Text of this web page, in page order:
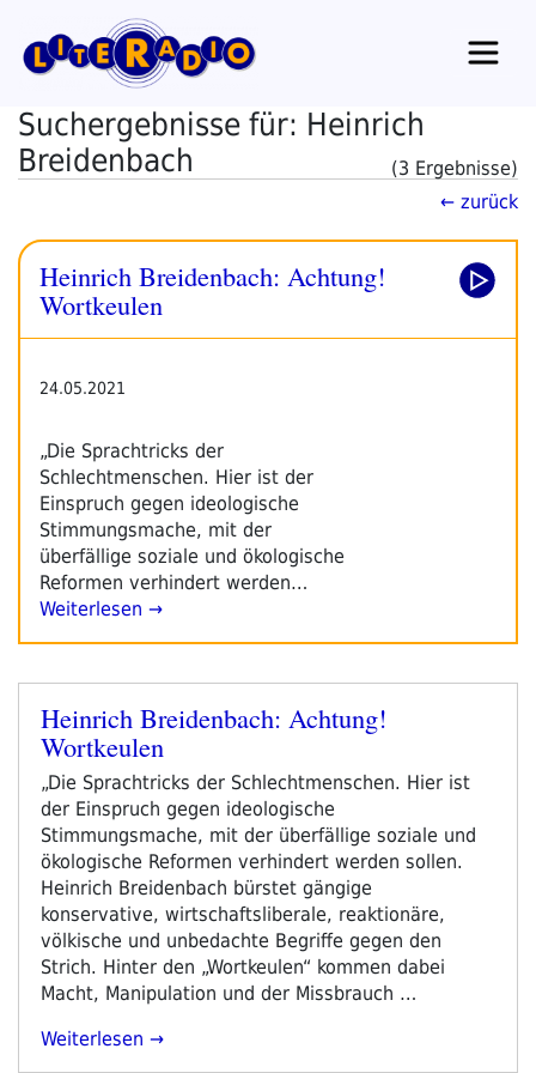
Inhalt
springen
Suchergebnisse für: Heinrich
Breidenbach
(3 Ergebnisse)
← zurück
Heinrich Breidenbach: Achtung!
Wortkeulen
24.05.2021
„Die Sprachtricks der
Schlechtmenschen. Hier ist der
Einspruch gegen ideologische
Stimmungsmache, mit der
überfällige soziale und ökologische
Reformen verhindert werden…
Weiterlesen →
Veröffentlicht
am
Heinrich Breidenbach: Achtung!
Wortkeulen
„Die Sprachtricks der Schlechtmenschen. Hier ist
der Einspruch gegen ideologische
Stimmungsmache, mit der überfällige soziale und
ökologische Reformen verhindert werden sollen.
Heinrich Breidenbach bürstet gängige
konservative, wirtschaftsliberale, reaktionäre,
völkische und unbedachte Begriffe gegen den
Strich. Hinter den „Wortkeulen“ kommen dabei
Macht, Manipulation und der Missbrauch …
„Heinrich
Weiterlesen